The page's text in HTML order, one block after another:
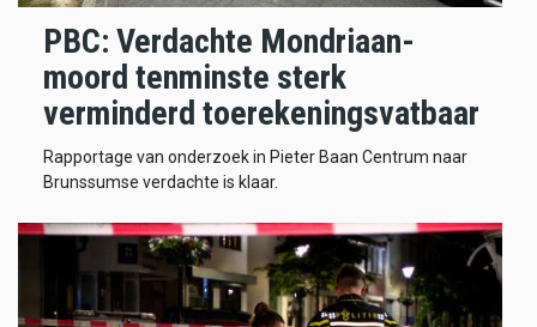
PBC: Verdachte Mondriaan-
moord tenminste sterk
verminderd toerekeningsvatbaar
Rapportage van onderzoek in Pieter Baan Centrum naar
Brunssumse verdachte is klaar.